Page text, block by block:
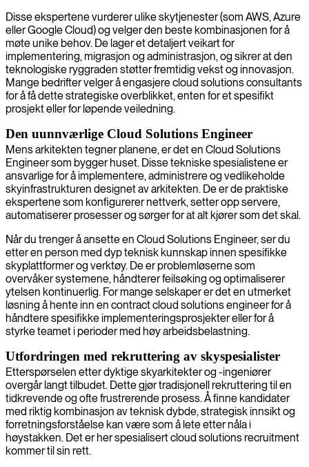
Disse ekspertene vurderer ulike skytjenester (som AWS, Azure
eller Google Cloud) og velger den beste kombinasjonen for å
møte unike behov. De lager et detaljert veikart for
implementering, migrasjon og administrasjon, og sikrer at den
teknologiske ryggraden støtter fremtidig vekst og innovasjon.
Mange bedrifter velger å engasjere cloud solutions consultants
for å få dette strategiske overblikket, enten for et spesifikt
prosjekt eller for løpende veiledning.
Den uunnværlige Cloud Solutions Engineer
Mens arkitekten tegner planene, er det en Cloud Solutions
Engineer som bygger huset. Disse tekniske spesialistene er
ansvarlige for å implementere, administrere og vedlikeholde
skyinfrastrukturen designet av arkitekten. De er de praktiske
ekspertene som konfigurerer nettverk, setter opp servere,
automatiserer prosesser og sørger for at alt kjører som det skal.
Når du trenger å ansette en Cloud Solutions Engineer, ser du
etter en person med dyp teknisk kunnskap innen spesifikke
skyplattformer og verktøy. De er problemløserne som
overvåker systemene, håndterer feilsøking og optimaliserer
ytelsen kontinuerlig. For mange selskaper er det en utmerket
løsning å hente inn en contract cloud solutions engineer for å
håndtere spesifikke implementeringsprosjekter eller for å
styrke teamet i perioder med høy arbeidsbelastning.
Utfordringen med rekruttering av skyspesialister
Etterspørselen etter dyktige skyarkitekter og -ingeniører
overgår langt tilbudet. Dette gjør tradisjonell rekruttering til en
tidkrevende og ofte frustrerende prosess. Å finne kandidater
med riktig kombinasjon av teknisk dybde, strategisk innsikt og
forretningsforståelse kan være som å lete etter nåla i
høystakken. Det er her spesialisert cloud solutions recruitment
kommer til sin rett.